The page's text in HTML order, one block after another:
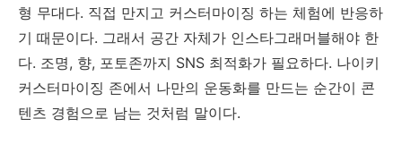
형 무대다. 직접 만지고 커스터마이징 하는 체험에 반응하
기 때문이다. 그래서 공간 자체가 인스타그래머블해야 한
다. 조명, 향, 포토존까지 SNS 최적화가 필요하다. 나이키
커스터마이징 존에서 나만의 운동화를 만드는 순간이 콘
텐츠 경험으로 남는 것처럼 말이다.